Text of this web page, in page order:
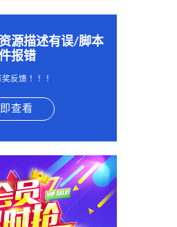
源描述有误/脚本
报错
反馈 ！！！
查看